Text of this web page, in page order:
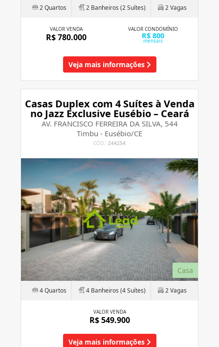
2 Quartos 2 Banheiros (2 Suítes) 2 Vagas
VALOR VENDA
R$ 780.000
VALOR CONDOMÍNIO
R$ 800
mensais
Veja mais informações
Casas Duplex com 4 Suítes à Venda
no Jazz Exclusive Eusébio – Ceará
AV. FRANCISCO FERREIRA DA SILVA, 544
Timbu - Eusébio/CE
CÓD.: 244254
Casa
4 Quartos 4 Banheiros (4 Suítes) 2 Vagas
VALOR VENDA
R$ 549.900
Veja mais informações